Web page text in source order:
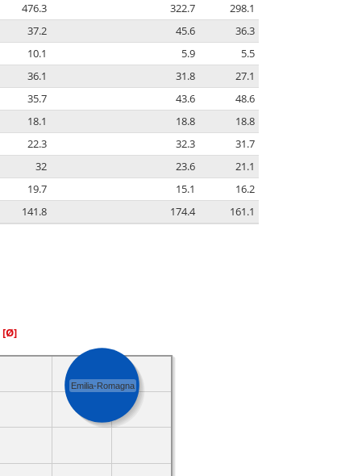
476.3 322.7
298.1
37.2 45.6
36.3
10.1 5.9
5.5
36.1 31.8
27.1
35.7 43.6
48.6
18.1 18.8
18.8
22.3 32.3
31.7
32 23.6
21.1
19.7 15.1
16.2
141.8 174.4 161.1
[Ø]
Emilia-Romagna